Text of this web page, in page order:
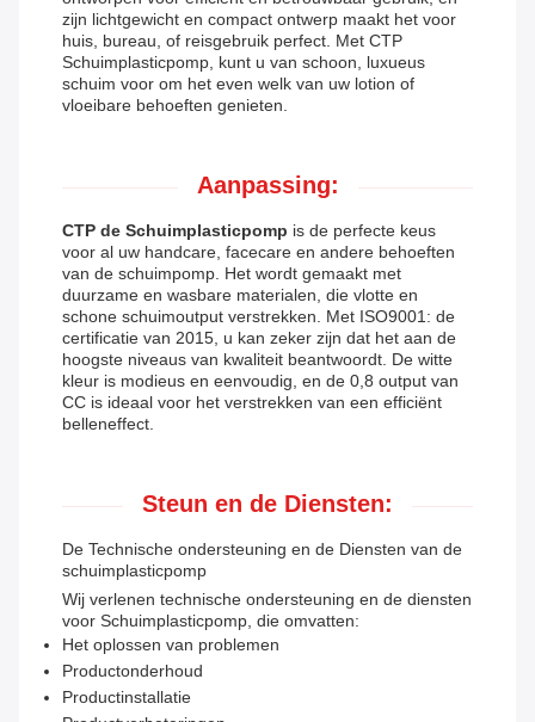
zijn lichtgewicht en compact ontwerp maakt het voor
huis, bureau, of reisgebruik perfect. Met CTP
Schuimplasticpomp, kunt u van schoon, luxueus
schuim voor om het even welk van uw lotion of
vloeibare behoeften genieten.
Aanpassing:
CTP de Schuimplasticpomp is de perfecte keus
voor al uw handcare, facecare en andere behoeften
van de schuimpomp. Het wordt gemaakt met
duurzame en wasbare materialen, die vlotte en
schone schuimoutput verstrekken. Met ISO9001: de
certificatie van 2015, u kan zeker zijn dat het aan de
hoogste niveaus van kwaliteit beantwoordt. De witte
kleur is modieus en eenvoudig, en de 0,8 output van
CC is ideaal voor het verstrekken van een efficiënt
belleneffect.
Steun en de Diensten:
De Technische ondersteuning en de Diensten van de
schuimplasticpomp
Wij verlenen technische ondersteuning en de diensten
voor Schuimplasticpomp, die omvatten:
Het oplossen van problemen
Productonderhoud
Productinstallatie